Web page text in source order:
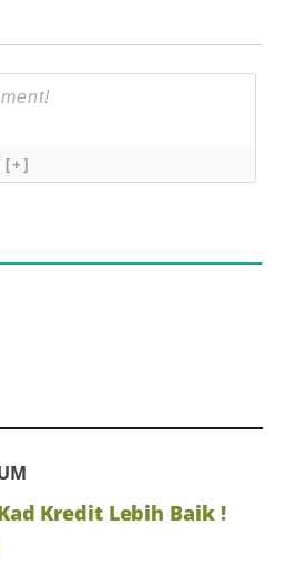
[+]
Kredit Lebih Baik !